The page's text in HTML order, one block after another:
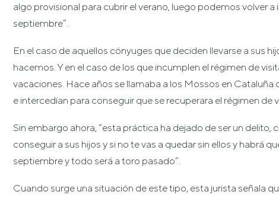
algo provisional para cubrir el verano, luego podemos volver
septiembre”.
En el caso de aquellos cónyuges que deciden llevarse a sus
hacemos. Y en el caso de los que incumplen el régimen de
vacaciones. Hace años se llamaba a los Mossos en Cataluña
e intercedían para conseguir que se recuperara el régimen de
Sin embargo ahora, “esta práctica ha dejado de ser un delito,
conseguir a sus hijos y si no te vas a quedar sin ellos y habrá
septiembre y todo será a toro pasado”.
Cuando surge una situación de este tipo, esta jurista señala